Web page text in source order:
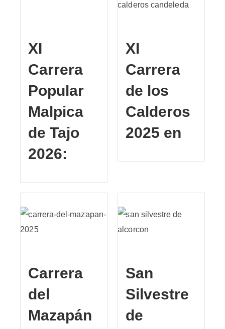
XI
Carrera
Popular
Malpica
de Tajo
2026:
XI
Carrera
de los
Calderos
2025 en
Carrera
del
Mazapán
San
Silvestre
de